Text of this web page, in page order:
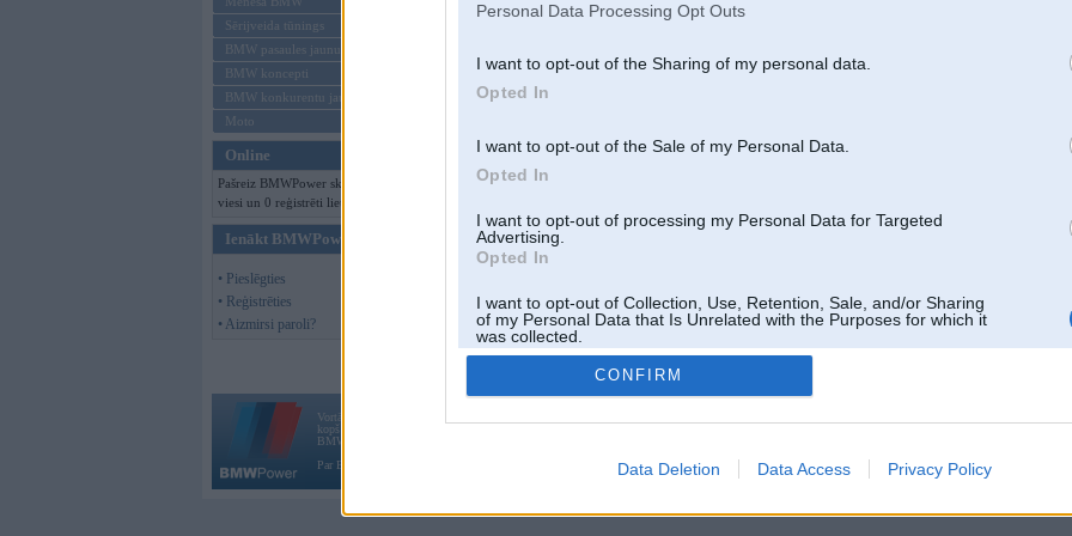
Personal Data Processing Opt Outs
I want to opt-out of the Sharing of my personal data.
Opted In
I want to opt-out of the Sale of my Personal Data.
Opted In
I want to opt-out of processing my Personal Data for Targeted
Advertising.
Opted In
I want to opt-out of Collection, Use, Retention, Sale, and/or Sharing
of my Personal Data that Is Unrelated with the Purposes for which it
was collected.
Opted Out
CONFIRM
Data Deletion Data Access Privacy Policy
Sērijveida tūnings
BMW pasaules jaunumi
BMW koncepti
BMW konkurentu jaunumi
Moto
Online
Pašreiz BMWPower skatās 179
viesi un 0 reģistrēti lietotāji.
Ienākt BMWPower
• Pieslēgties
• Reģistrēties
• Aizmirsi paroli?
Vortāls BMWPower.lv darbojas
kopš 2002. gada 14. maija. Tas nav auto klubs un nav saistīts ar
BMW AG.
Par BMWPower